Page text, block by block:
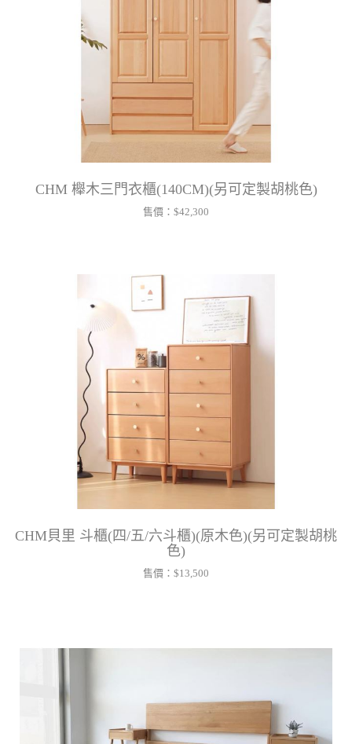
CHM 櫸木三門衣櫃(140CM)(另可定製胡桃色)
售價： $42,300
CHM貝里 斗櫃(四/五/六斗櫃)(原木色)(另可定製胡桃
色)
售價： $13,500